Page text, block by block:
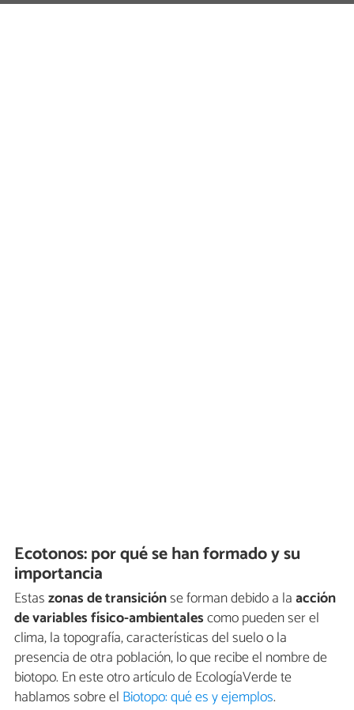
Ecotonos: por qué se han formado y su
importancia
Estaszonas de transiciónse forman debido a laacción
de variables físico-ambientalescomo pueden ser el
clima, la topografía, características del suelo o la
presencia de otra población, lo que recibe el nombre de
biotopo. En este otro artículo de EcologíaVerde te
hablamos sobre el Biotopo: qué es y ejemplos.